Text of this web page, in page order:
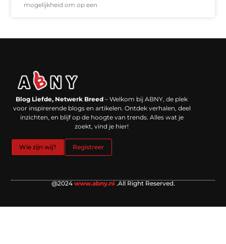
mogelijkheid om op een
Blog Liefde, Netwerk Breed – Welkom bij ABNY, de plek
voor inspirerende blogs en artikelen. Ontdek verhalen, deel
inzichten, en blijf op de hoogte van trends. Alles wat je
zoekt, vind je hier!
Wie zijn wij? Registreer
@2024 www.abny.nl .All Right Reserved.